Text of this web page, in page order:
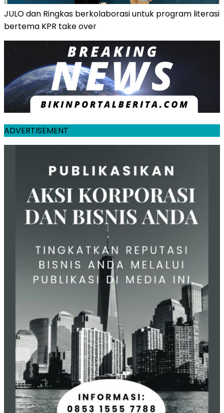
JULO dan Ringkas berkolaborasi untuk program literasi
bertema KPR take over
ADVERTISEMENT